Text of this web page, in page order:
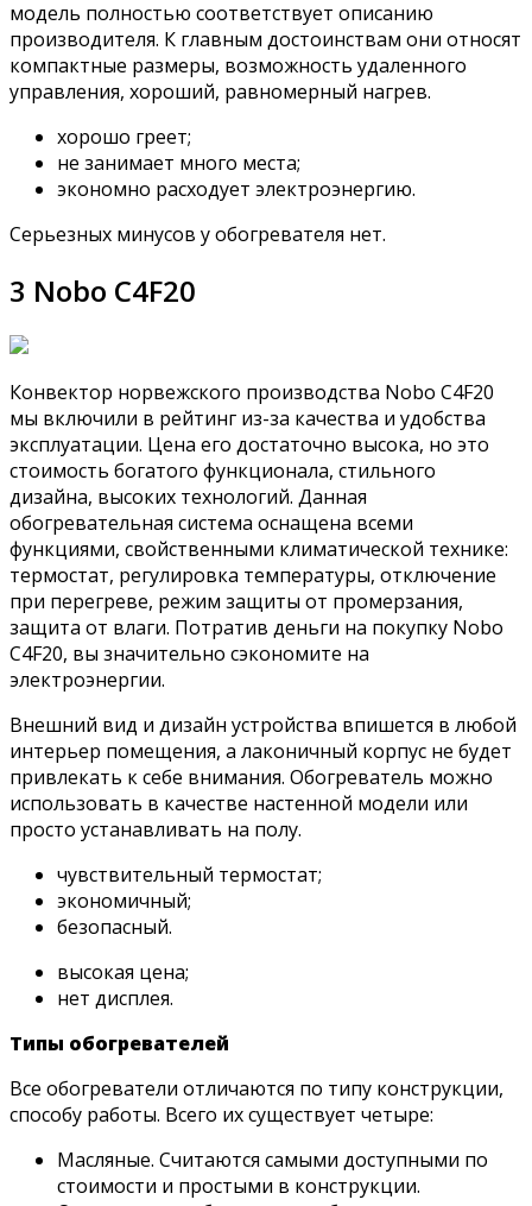
модель полностью соответствует описанию
производителя. К главным достоинствам они относят
компактные размеры, возможность удаленного
управления, хороший, равномерный нагрев.
хорошо греет;
не занимает много места;
экономно расходует электроэнергию.
Серьезных минусов у обогревателя нет.
3 Nobo C4F20
Конвектор норвежского производства Nobo C4F20
мы включили в рейтинг из-за качества и удобства
эксплуатации. Цена его достаточно высока, но это
стоимость богатого функционала, стильного
дизайна, высоких технологий. Данная
обогревательная система оснащена всеми
функциями, свойственными климатической технике:
термостат, регулировка температуры, отключение
при перегреве, режим защиты от промерзания,
защита от влаги. Потратив деньги на покупку Nobo
C4F20, вы значительно сэкономите на
электроэнергии.
Внешний вид и дизайн устройства впишется в любой
интерьер помещения, а лаконичный корпус не будет
привлекать к себе внимания. Обогреватель можно
использовать в качестве настенной модели или
просто устанавливать на полу.
чувствительный термостат;
экономичный;
безопасный.
высокая цена;
нет дисплея.
Типы обогревателей
Все обогреватели отличаются по типу конструкции,
способу работы. Всего их существует четыре:
Масляные. Считаются самыми доступными по
стоимости и простыми в конструкции.